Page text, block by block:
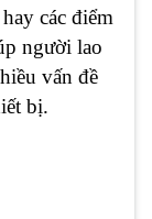
các điểm
người lao
vấn đề
bị.